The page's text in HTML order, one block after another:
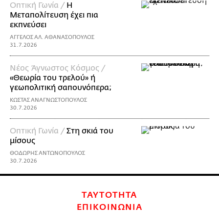
Οπτική Γωνία / Η
Μεταπολίτευση έχει πια
εκπνεύσει
ΑΓΓΕΛΟΣ ΑΛ. ΑΘΑΝΑΣΟΠΟΥΛΟΣ
31.7.2026
Νέος Άγνωστος Κόσμος /
«Θεωρία του τρελού» ή
γεωπολιτική σαπουνόπερα;
ΚΩΣΤΑΣ ΑΝΑΓΝΩΣΤΟΠΟΥΛΟΣ
30.7.2026
Οπτική Γωνία /Στη σκιά του
μίσους
ΘΟΔΩΡΗΣ ΑΝΤΩΝΟΠΟΥΛΟΣ
30.7.2026
ΤΑΥΤΟΤΗΤΑ
ΕΠΙΚΟΙΝΩΝΙΑ